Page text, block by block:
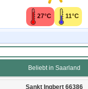
27°C 11°C
Beliebt in Saarland
Sankt Ingbert 66386